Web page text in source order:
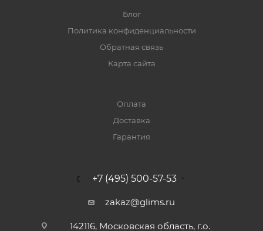
Блог
Политика конфиденциальности
Обратная связь
Карта сайта
Оплата
Доставка
Гарантия
+7 (495) 500-57-53
zakaz@glims.ru
142116, Московская область, г.о.